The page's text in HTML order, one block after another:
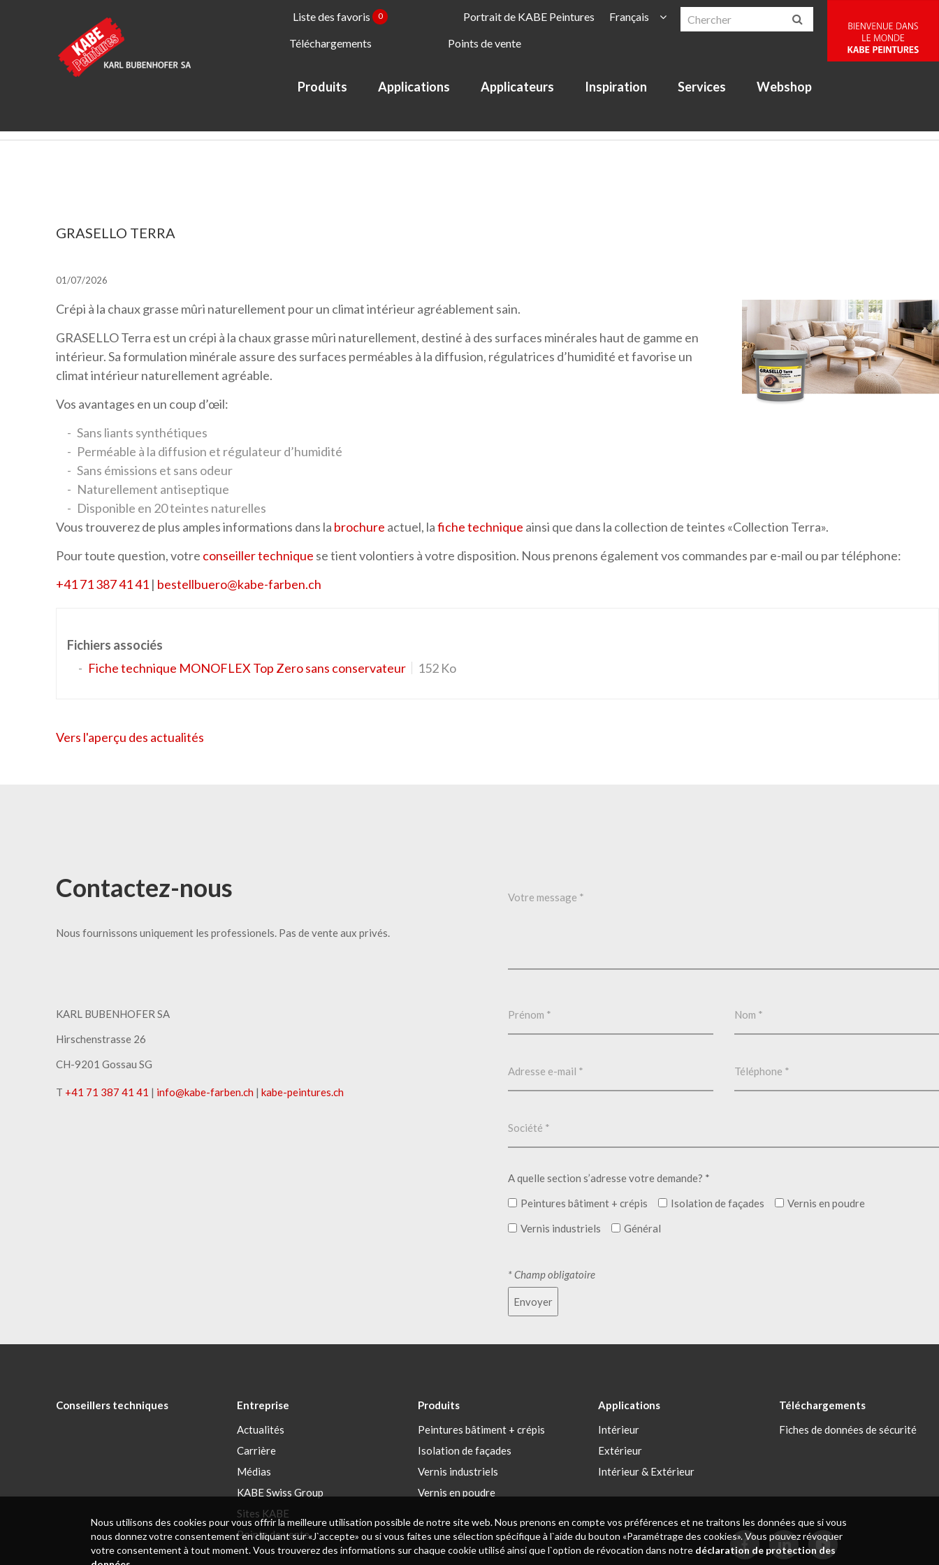
Liste des favoris 0
Portrait de KABE Peintures
Téléchargements
Points de vente
Français
Produits Applications Applicateurs Inspiration Services Webshop
GRASELLO TERRA
01/07/2026
Crépi à la chaux grasse mûri naturellement pour un climat intérieur agréablement sain.
GRASELLO Terra est un crépi à la chaux grasse mûri naturellement, destiné à des surfaces minérales haut de gamme en
intérieur. Sa formulation minérale assure des surfaces perméables à la diffusion, régulatrices d’humidité et favorise un
climat intérieur naturellement agréable.
Vos avantages en un coup d’œil:
Sans liants synthétiques
Perméable à la diffusion et régulateur d’humidité
Sans émissions et sans odeur
Naturellement antiseptique
Disponible en 20 teintes naturelles
Vous trouverez de plus amples informations dans la brochure actuel, lafiche technique ainsi que dans la collection de teintes «Collection Terra».
Pour toute question, votre conseiller technique se tient volontiers à votre disposition. Nous prenons également vos commandes par e-mail ou par téléphone:
+41 71 387 41 41 | bestellbuero@kabe-farben.ch
Fichiers associés
Fiche technique MONOFLEX Top Zero sans conservateur
152 Ko
Vers l'aperçu des actualités
Contactez-nous
Nous fournissons uniquement les professionels. Pas de vente aux privés.
KARL BUBENHOFER SA
Hirschenstrasse 26
CH-9201 Gossau SG
T +41 71 387 41 41 | info@kabe-farben.ch | kabe-peintures.ch
A quelle section s’adresse votre demande? *
Peintures bâtiment + crépis
Isolation de façades
Vernis en poudre
Vernis industriels
Général
* Champ obligatoire
Envoyer
Conseillers techniques
Entreprise
Actualités
Carrière
Médias
KABE Swiss Group
Sites KABE
Points de vente
Produits
Peintures bâtiment + crépis
Isolation de façades
Vernis industriels
Vernis en poudre
Applications
Intérieur
Extérieur
Intérieur & Extérieur
Téléchargements
Fiches de données de sécurité
Nous utilisons des cookies pour vous offrir la meilleure utilisation possible de notre site web. Nous prenons en compte vos préférences et ne traitons les données que si vous
nous donnez votre consentement en cliquant sur «J`accepte» ou si vous faites une sélection spécifique à l`aide du bouton «Paramétrage des cookies». Vous pouvez révoquer
votre consentement à tout moment. Vous trouverez des informations sur chaque cookie utilisé ainsi que l`option de révocation dans notre déclaration de protection des